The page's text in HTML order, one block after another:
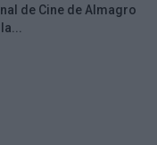
de Cine de Almagro